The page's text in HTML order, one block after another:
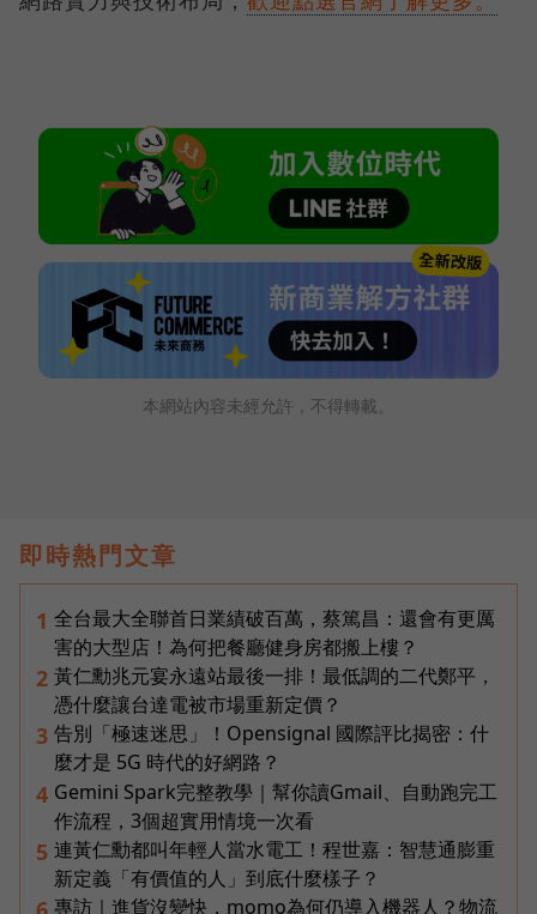
本網站內容未經允許，不得轉載。
即時熱門文章
1 全台最大全聯首日業績破百萬，蔡篤昌：還會有更厲
害的大型店！為何把餐廳健身房都搬上樓？
2 黃仁勳兆元宴永遠站最後一排！最低調的二代鄭平，
憑什麼讓台達電被市場重新定價？
3 告別「極速迷思」！Opensignal 國際評比揭密：什
麼才是 5G 時代的好網路？
4 Gemini Spark完整教學｜幫你讀Gmail、自動跑完工
作流程，3個超實用情境一次看
5 連黃仁勳都叫年輕人當水電工！程世嘉：智慧通膨重
新定義「有價值的人」到底什麼樣子？
專訪｜進貨沒變快，momo為何仍導入機器人？物流